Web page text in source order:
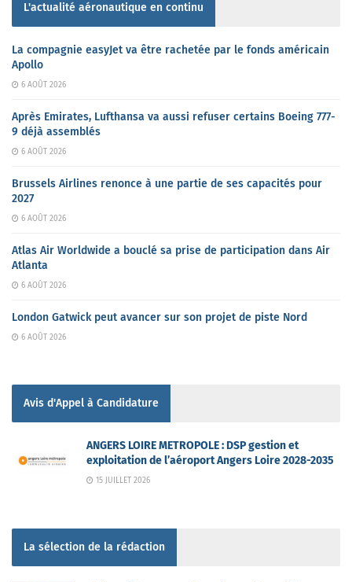
L'actualité aéronautique en continu
La compagnie easyJet va être rachetée par le fonds américain
Apollo
6 AOÛT 2026
Après Emirates, Lufthansa va aussi refuser certains Boeing 777-
9 déjà assemblés
6 AOÛT 2026
Brussels Airlines renonce à une partie de ses capacités pour
2027
6 AOÛT 2026
Atlas Air Worldwide a bouclé sa prise de participation dans Air
Atlanta
6 AOÛT 2026
London Gatwick peut avancer sur son projet de piste Nord
6 AOÛT 2026
Avis d'Appel à Candidature
ANGERS LOIRE METROPOLE : DSP gestion et
exploitation de l’aéroport Angers Loire 2028-2035
15 JUILLET 2026
La sélection de la rédaction